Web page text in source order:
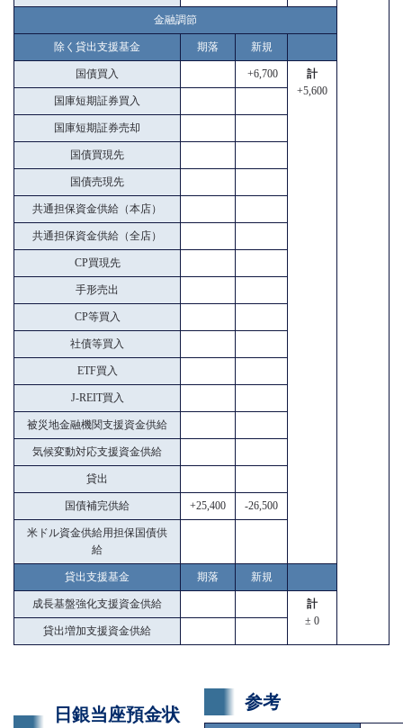
金融調節
除く貸出支援基金 期落 新規
国債買入 +6,700
計
+5,600
国庫短期証券買入
国庫短期証券売却
国債買現先
国債売現先
共通担保資金供給（本店）
共通担保資金供給（全店）
CP買現先
手形売出
CP等買入
社債等買入
ETF買入
J-REIT買入
被災地金融機関支援資金供給
気候変動対応支援資金供給
貸出
国債補完供給 +25,400 -26,500
米ドル資金供給用担保国債供
給
貸出支援基金 期落 新規
成長基盤強化支援資金供給
計
± 0
貸出増加支援資金供給
日銀当座預金状
参考